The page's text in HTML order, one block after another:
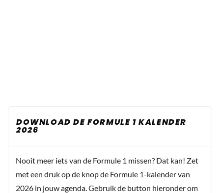
DOWNLOAD DE FORMULE 1 KALENDER
2026
Nooit meer iets van de Formule 1 missen? Dat kan! Zet
met een druk op de knop de Formule 1-kalender van
2026 in jouw agenda. Gebruik de button hieronder om